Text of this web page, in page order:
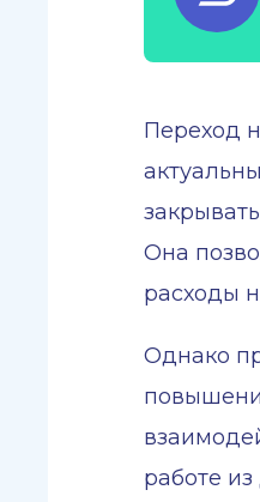
Переход
Она
расходы
Однако
работе